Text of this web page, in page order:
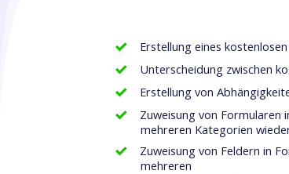
Erstellung eines
Unterscheidung zwischen
Erstellung von
Zuweisung von Formularen
mehreren Kategorien
Zuweisung von Feldern in
mehreren